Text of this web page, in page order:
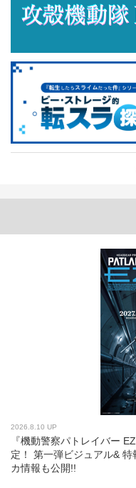
2026.8.10 UP
『機動警察パトレイバー
定！ 第一弾ビジュアル&
カ情報も公開!!